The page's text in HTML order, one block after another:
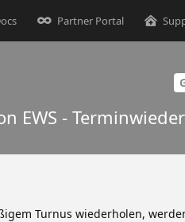
Partner Portal
EWS -
Turnus wiederholen,